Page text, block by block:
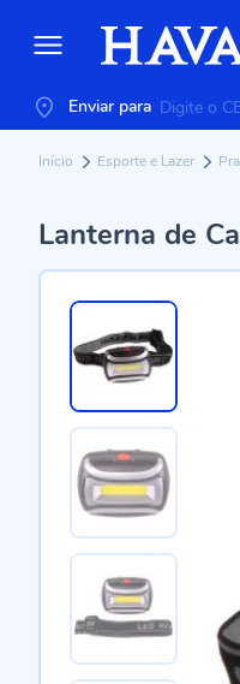
Enviar para
Início Esporte e Lazer
Lanterna de